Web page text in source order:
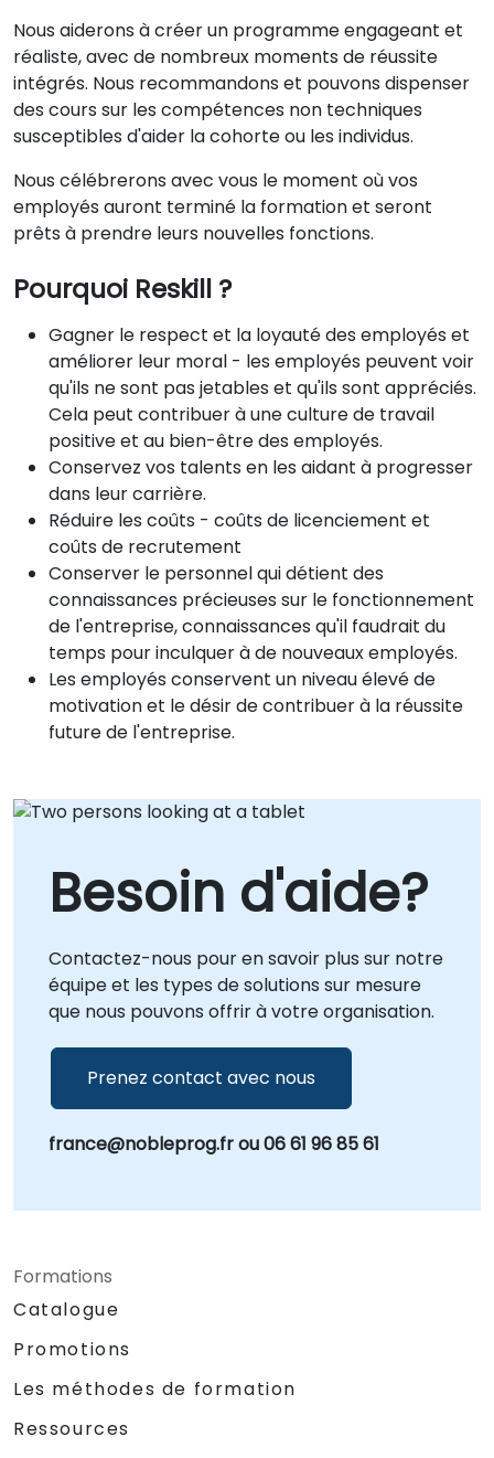
Nous aiderons à créer un programme engageant et
réaliste, avec de nombreux moments de réussite
intégrés. Nous recommandons et pouvons dispenser
des cours sur les compétences non techniques
susceptibles d'aider la cohorte ou les individus.
Nous célébrerons avec vous le moment où vos
employés auront terminé la formation et seront
prêts à prendre leurs nouvelles fonctions.
Pourquoi Reskill ?
Gagner le respect et la loyauté des employés et
améliorer leur moral - les employés peuvent voir
qu'ils ne sont pas jetables et qu'ils sont appréciés.
Cela peut contribuer à une culture de travail
positive et au bien-être des employés.
Conservez vos talents en les aidant à progresser
dans leur carrière.
Réduire les coûts - coûts de licenciement et
coûts de recrutement
Conserver le personnel qui détient des
connaissances précieuses sur le fonctionnement
de l'entreprise, connaissances qu'il faudrait du
temps pour inculquer à de nouveaux employés.
Les employés conservent un niveau élevé de
motivation et le désir de contribuer à la réussite
future de l'entreprise.
Besoin d'aide?
Contactez-nous pour en savoir plus sur notre
équipe et les types de solutions sur mesure
que nous pouvons offrir à votre organisation.
Prenez contact avec nous
france@nobleprog.fr ou 06 61 96 85 61
Formations
Catalogue
Promotions
Les méthodes de formation
Ressources